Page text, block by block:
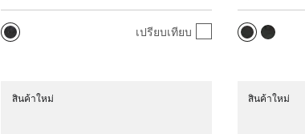
เปรียบเทียบ
สินค้าใหม่ สินค้าใหม่